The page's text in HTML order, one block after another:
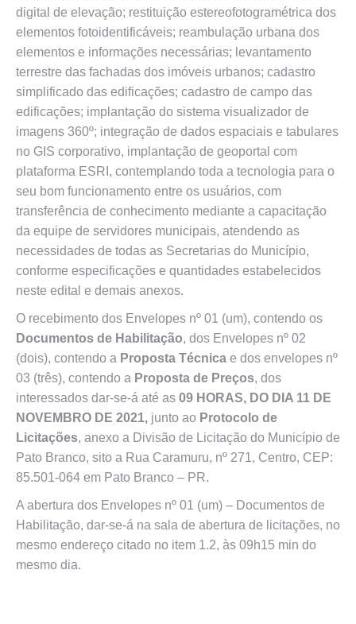
digital de elevação; restituição estereofotogramétrica dos
elementos fotoidentificáveis; reambulação urbana dos
elementos e informações necessárias; levantamento
terrestre das fachadas dos imóveis urbanos; cadastro
simplificado das edificações; cadastro de campo das
edificações; implantação do sistema visualizador de
imagens 360º; integração de dados espaciais e tabulares
no GIS corporativo, implantação de geoportal com
plataforma ESRI, contemplando toda a tecnologia para o
seu bom funcionamento entre os usuários, com
transferência de conhecimento mediante a capacitação
da equipe de servidores municipais, atendendo as
necessidades de todas as Secretarias do Município,
conforme especificações e quantidades estabelecidos
neste edital e demais anexos.
O recebimento dos Envelopes nº 01 (um), contendo os
Documentos de Habilitação, dos Envelopes nº 02
(dois), contendo a Proposta Técnica e dos envelopes nº
03 (três), contendo a Proposta de Preços, dos
interessados dar-se-á até as 09 HORAS, DO DIA 11 DE
NOVEMBRO DE 2021, junto ao Protocolo de
Licitações, anexo a Divisão de Licitação do Município de
Pato Branco, sito a Rua Caramuru, nº 271, Centro, CEP:
85.501-064 em Pato Branco – PR.
A abertura dos Envelopes nº 01 (um) – Documentos de
Habilitação, dar-se-á na sala de abertura de licitações, no
mesmo endereço citado no item 1.2, às 09h15 min do
mesmo dia.